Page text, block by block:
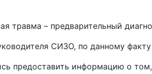
травма – предварительный
СИЗО, по данному
предоставить информацию о